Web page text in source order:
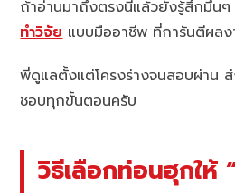
ถ้าอ่านมาถึงตรงนี้แล้วยังรู้สึกมึน
ทำวิจัยแบบมืออาชีพ ที่การันตีผลง
พี่ดูแลตั้งแต่โครงร่างจนสอบผ่าน
ชอบทุกขั้นตอนครับ
วิธีเลือกท่อนฮุกให้